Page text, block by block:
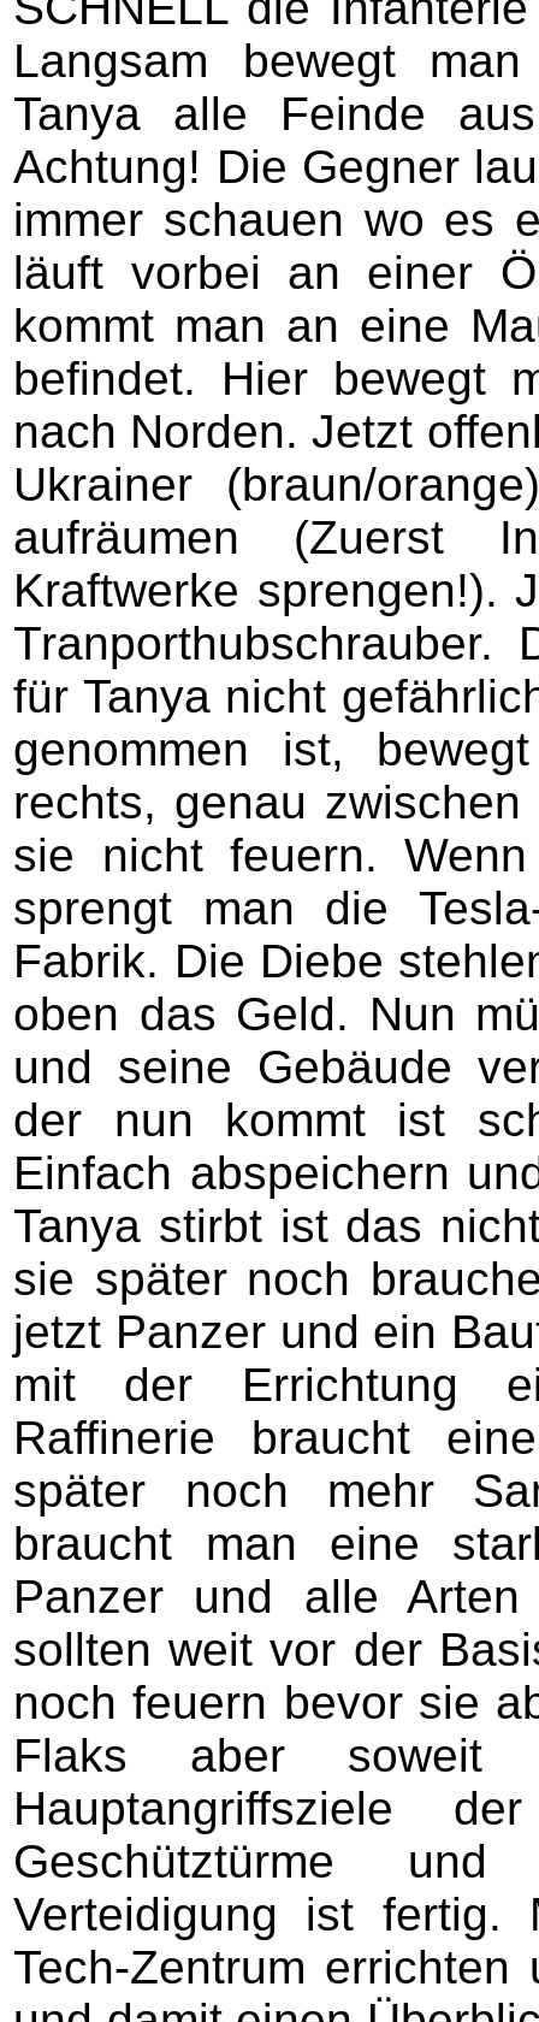
Langsam bewegt
Tanya alle Feinde
Achtung! Die Gegner
immer schauen wo es
läuft vorbei an einer
kommt man an eine
befindet. Hier bewegt
nach Norden. Jetzt
Ukrainer (braun/
aufräumen (Zuerst
Kraftwerke sprengen!).
Tranporthubschrauber.
für Tanya nicht
genommen ist,
rechts, genau
sie nicht feuern.
sprengt man die
Fabrik. Die Diebe
oben das Geld. Nun
und seine Gebäude
der nun kommt ist
Einfach abspeichern
Tanya stirbt ist das
sie später noch
jetzt Panzer und ein
mit der Errichtung
Raffinerie braucht
später noch mehr
braucht man eine
Panzer und alle
sollten weit vor der
noch feuern bevor sie
Flaks aber soweit
Hauptangriffsziele
Geschütztürme
Verteidigung ist fertig.
Tech-Zentrum